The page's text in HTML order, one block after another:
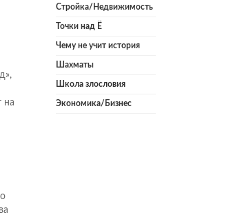
на
Стройка/Недвижимость
Точки над Ё
Чему не учит история
Шахматы
Школа злословия
Экономика/Бизнес